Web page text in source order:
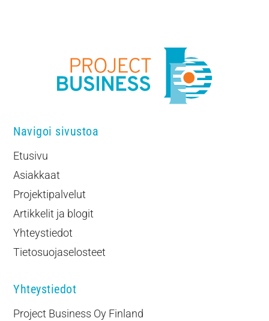
Navigoi sivustoa
Etusivu
Asiakkaat
Projektipalvelut
Artikkelit ja blogit
Yhteystiedot
Tietosuojaselosteet
Yhteystiedot
Project Business Oy Finland